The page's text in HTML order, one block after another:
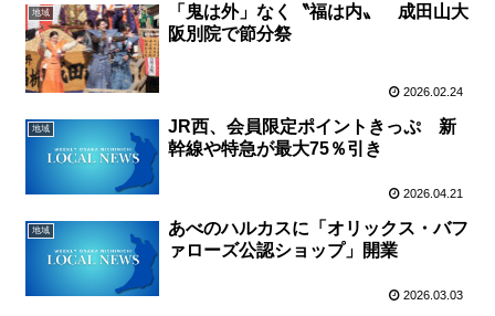
地域
「鬼は外」なく〝福は内〟 成田山大
阪別院で節分祭
2026.02.24
地域
JR西、会員限定ポイントきっぷ 新
幹線や特急が最大75％引き
2026.04.21
地域
あべのハルカスに「オリックス・バフ
ァローズ公認ショップ」開業
2026.03.03